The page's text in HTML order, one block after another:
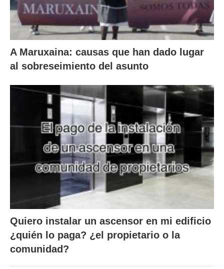
A Maruxaina: causas que han dado lugar
al sobreseimiento del asunto
Quiero instalar un ascensor en mi edificio
¿quién lo paga? ¿el propietario o la
comunidad?